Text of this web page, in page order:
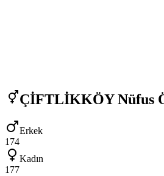
ÇİFTLİKKÖYNüfus
Erkek
174
Kadın
177